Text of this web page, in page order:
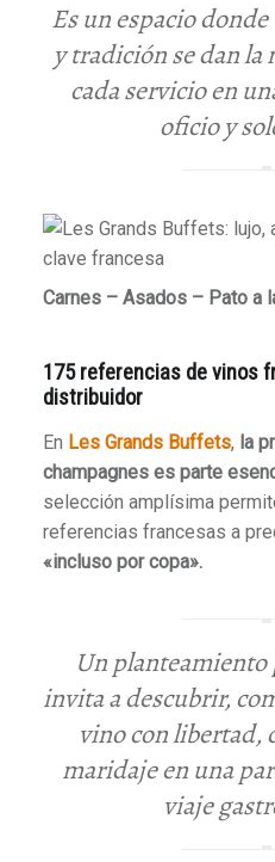
Es un espacio
y tradición se dan
cada servicio en
oficio y
Carnes – Asados – Pato a
175 referencias de vinos
distribuidor
En Les Grands Buffets, la
champagnes es parte
selección amplísima
referencias francesas a
«incluso por copa».
Un
invita a descubrir,
vino con libertad,
maridaje en una
viaje